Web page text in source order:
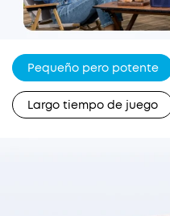
Pequeño pero potente
Largo tiempo de juego